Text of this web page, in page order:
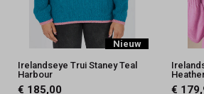
Nieuw
Irelandseye Trui Staney Teal
Harbour
€ 185,00 €